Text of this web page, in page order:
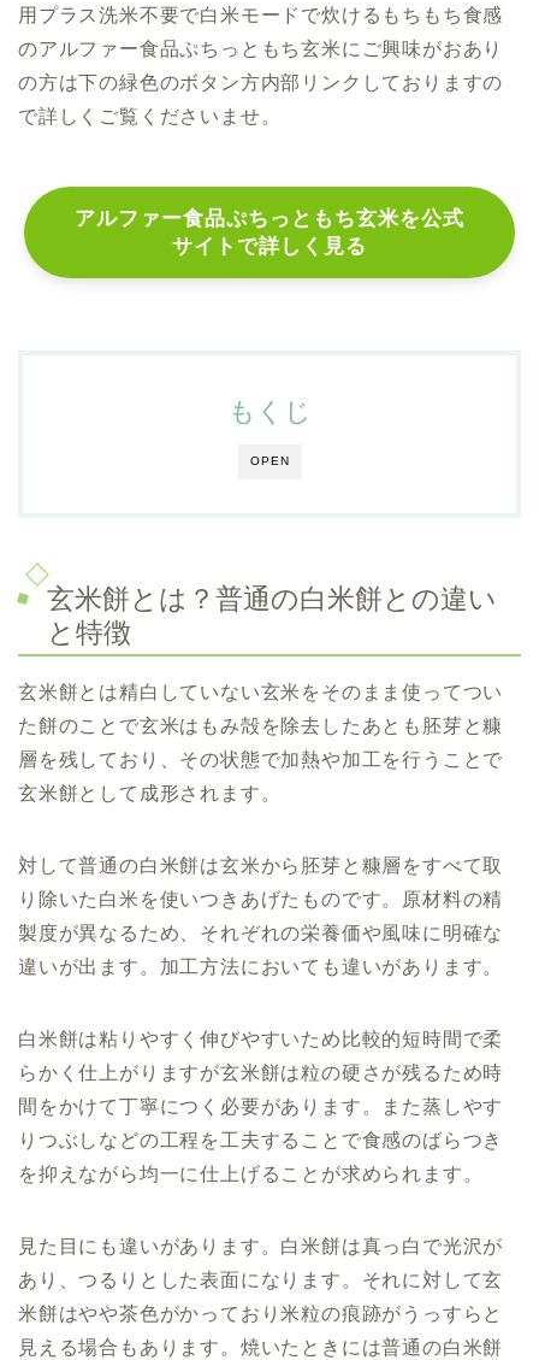
用プラス洗米不要で白米モードで炊けるもちもち食感
のアルファー食品ぷちっともち玄米にご興味がおあり
の方は下の緑色のボタン方内部リンクしておりますの
で詳しくご覧くださいませ。
アルファー食品ぷちっともち玄米を公式
サイトで詳しく見る
OPEN
もくじ
玄米餅とは？普通の白米餅との違い
と特徴
玄米餅とは精白していない玄米をそのまま使ってつい
た餅のことで玄米はもみ殻を除去したあとも胚芽と糠
層を残しており、その状態で加熱や加工を行うことで
玄米餅として成形されます。
対して普通の白米餅は玄米から胚芽と糠層をすべて取
り除いた白米を使いつきあげたものです。原材料の精
製度が異なるため、それぞれの栄養価や風味に明確な
違いが出ます。加工方法においても違いがあります。
白米餅は粘りやすく伸びやすいため比較的短時間で柔
らかく仕上がりますが玄米餅は粒の硬さが残るため時
間をかけて丁寧につく必要があります。また蒸しやす
りつぶしなどの工程を工夫することで食感のばらつき
を抑えながら均一に仕上げることが求められます。
見た目にも違いがあります。白米餅は真っ白で光沢が
あり、つるりとした表面になります。それに対して玄
米餅はやや茶色がかっており米粒の痕跡がうっすらと
見える場合もあります。焼いたときには普通の白米餅